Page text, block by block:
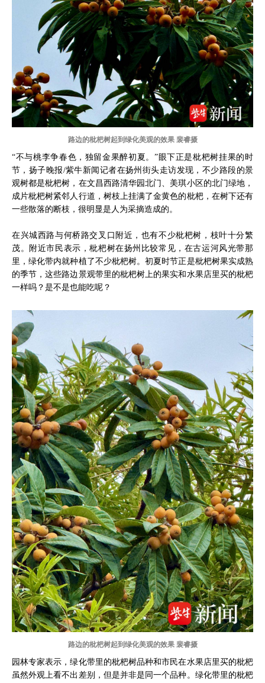
路边的枇杷树起到绿化美观的效果 裴睿摄
“不与桃李争春色，独留金果醉初夏。”眼下正是枇杷树挂果的时
节，扬子晚报/紫牛新闻记者在扬州街头走访发现，不少路段的景
观树都是枇杷树，在文昌西路清华园北门、美琪小区的北门绿地，
成片枇杷树紧邻人行道，树枝上挂满了金黄色的枇杷，在树下还有
一些散落的断枝，很明显是人为采摘造成的。
在兴城西路与何桥路交叉口附近，也有不少枇杷树，枝叶十分繁
茂。附近市民表示，枇杷树在扬州比较常见，在古运河风光带那
里，绿化带内就种植了不少枇杷树。初夏时节正是枇杷树果实成熟
的季节，这些路边景观带里的枇杷树上的果实和水果店里买的枇杷
一样吗？是不是也能吃呢？
路边的枇杷树起到绿化美观的效果 裴睿摄
园林专家表示，绿化带里的枇杷树品种和市民在水果店里买的枇杷
虽然外观上看不出差别，但是并非是同一个品种。绿化带里的枇杷